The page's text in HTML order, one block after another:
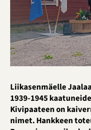
Liikasenmäelle
1939-1945
Kivipaateen on
nimet. Hankkeen